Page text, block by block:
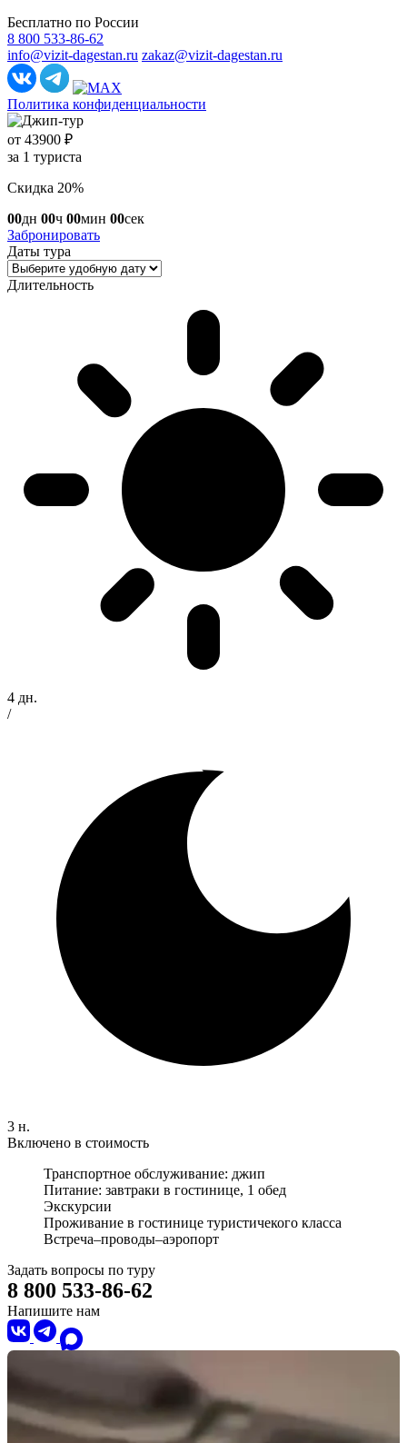
Бесплатно по России
8 800 533-86-62
info@vizit-dagestan.ru zakaz@vizit-dagestan.ru
Политика конфиденциальности
от 43900 ₽
за 1 туриста
Скидка 20%
00дн 00ч 00мин 00сек
Забронировать
Даты тура
Длительность
4 дн.
/
3 н.
Включено в стоимость
Транспортное обслуживание: джип
Питание: завтраки в гостинице, 1 обед
Экскурсии
Проживание в гостинице туристичекого класса
Встреча–проводы–аэропорт
Задать вопросы по туру
8 800 533-86-62
Напишите нам